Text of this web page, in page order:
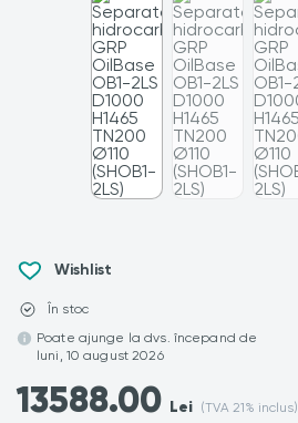
Wishlist
În stoc
Poate ajunge la dvs. începand de
luni, 10 august 2026
13588.00 Lei (TVA 21% inclus)